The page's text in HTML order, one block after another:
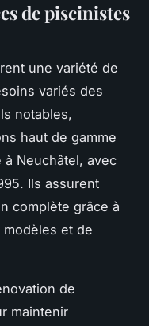
de piscinistes
une variété de
variés des
notables,
haut de gamme
Neuchâtel, avec
Ils assurent
complète grâce à
et de
de
maintenir